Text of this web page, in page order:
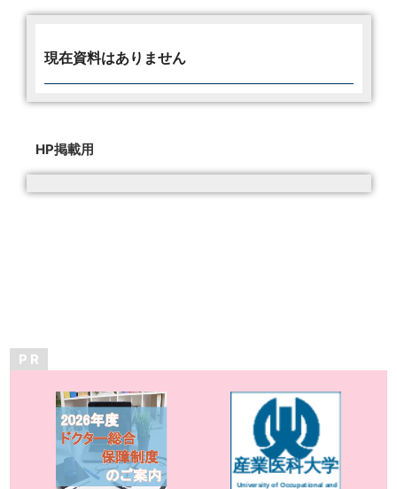
現在資料はありません
HP掲載用
P R